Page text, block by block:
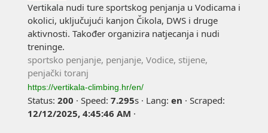
Vertikala nudi ture sportskog penjanja u Vodicama i
okolici, uključujući kanjon Čikola, DWS i druge
aktivnosti. Također organizira natjecanja i nudi
treninge.
sportsko penjanje, penjanje, Vodice, stijene,
penjački toranj
https://vertikala-climbing.hr/en/
Status: 200 · Speed: 7.295s · Lang: en · Scraped:
12/12/2025, 4:45:46 AM ·